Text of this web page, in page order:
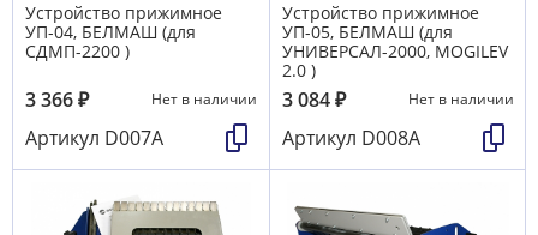
Устройство прижимное
УП-04, БЕЛМАШ (для
СДМП-2200 )
3 366₽ Нет в наличии
Артикул D007A
Устройство прижимное
УП-05, БЕЛМАШ (для
УНИВЕРСАЛ-2000, MOGILEV
2.0 )
3 084₽ Нет в наличии
Артикул D008A